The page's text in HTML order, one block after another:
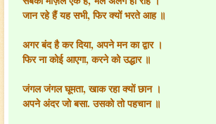
जान रहे हैं यह सभी, फिर क्यों भरते आह ॥
अगर बंद है कर दिया, अपने मन का द्वार ।
फिर ना कोई आएगा, करने को उद्धार ॥
जंगल जंगल घूमता, खाक रहा क्यों छान ।
अपने अंदर जो बसा. उसको तो पहचान ॥